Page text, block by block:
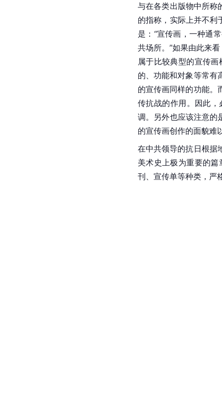
与在各类出版物中所称
的指称，实际上并不利
是：“宣传画，一种通
共场所。”如果由此来
属于比较典型的宣传
的、功能和对象等常有
的宣传画同样的功能。
传抗战的作用。因此
调。另外也应该注意的
的宣传画创作的面貌难
在中共领导的抗日根据
美术史上极为重要的
刊、宣传单等种类，严